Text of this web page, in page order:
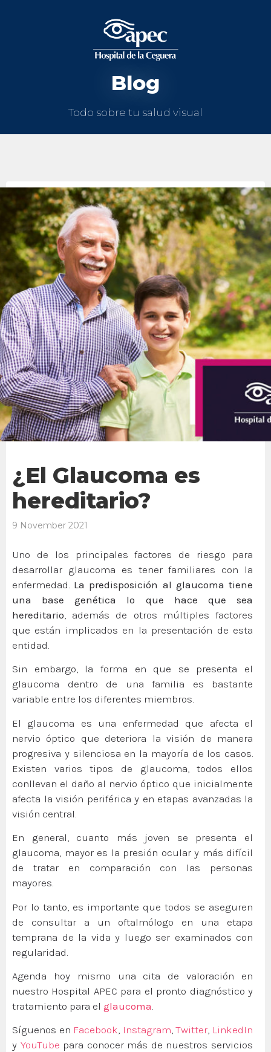
Blog
Todo sobre tu salud visual
¿El Glaucoma es
hereditario?
9 November 2021
Uno de los principales factores de riesgo para
desarrollar glaucoma es tener familiares con la
enfermedad. La predisposición al glaucoma tiene
una base genética lo que hace que sea
hereditario, además de otros múltiples factores
que están implicados en la presentación de esta
entidad.
Sin embargo, la forma en que se presenta el
glaucoma dentro de una familia es bastante
variable entre los diferentes miembros.
El glaucoma es una enfermedad que afecta el
nervio óptico que deteriora la visión de manera
progresiva y silenciosa en la mayoría de los casos.
Existen varios tipos de glaucoma, todos ellos
conllevan el daño al nervio óptico que inicialmente
afecta la visión periférica y en etapas avanzadas la
visión central.
En general, cuanto más joven se presenta el
glaucoma, mayor es la presión ocular y más difícil
de tratar en comparación con las personas
mayores.
Por lo tanto, es importante que todos se aseguren
de consultar a un oftalmólogo en una etapa
temprana de la vida y luego ser examinados con
regularidad.
Agenda hoy mismo una cita de valoración en
nuestro Hospital APEC para el pronto diagnóstico y
tratamiento para el glaucoma.
Síguenos en Facebook, Instagram,Twitter, LinkedIn
y YouTube para conocer más de nuestros servicios